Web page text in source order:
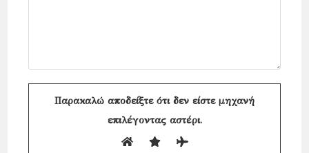
Παρακαλώ αποδείξτε ότι δεν είστε μηχανή
επιλέγονταςαστέρι.